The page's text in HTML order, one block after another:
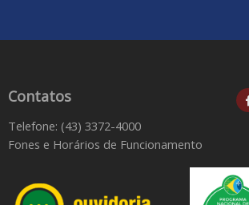
Contatos
Telefone: (43) 3372-4000
Fones e Horários de Funcionamento